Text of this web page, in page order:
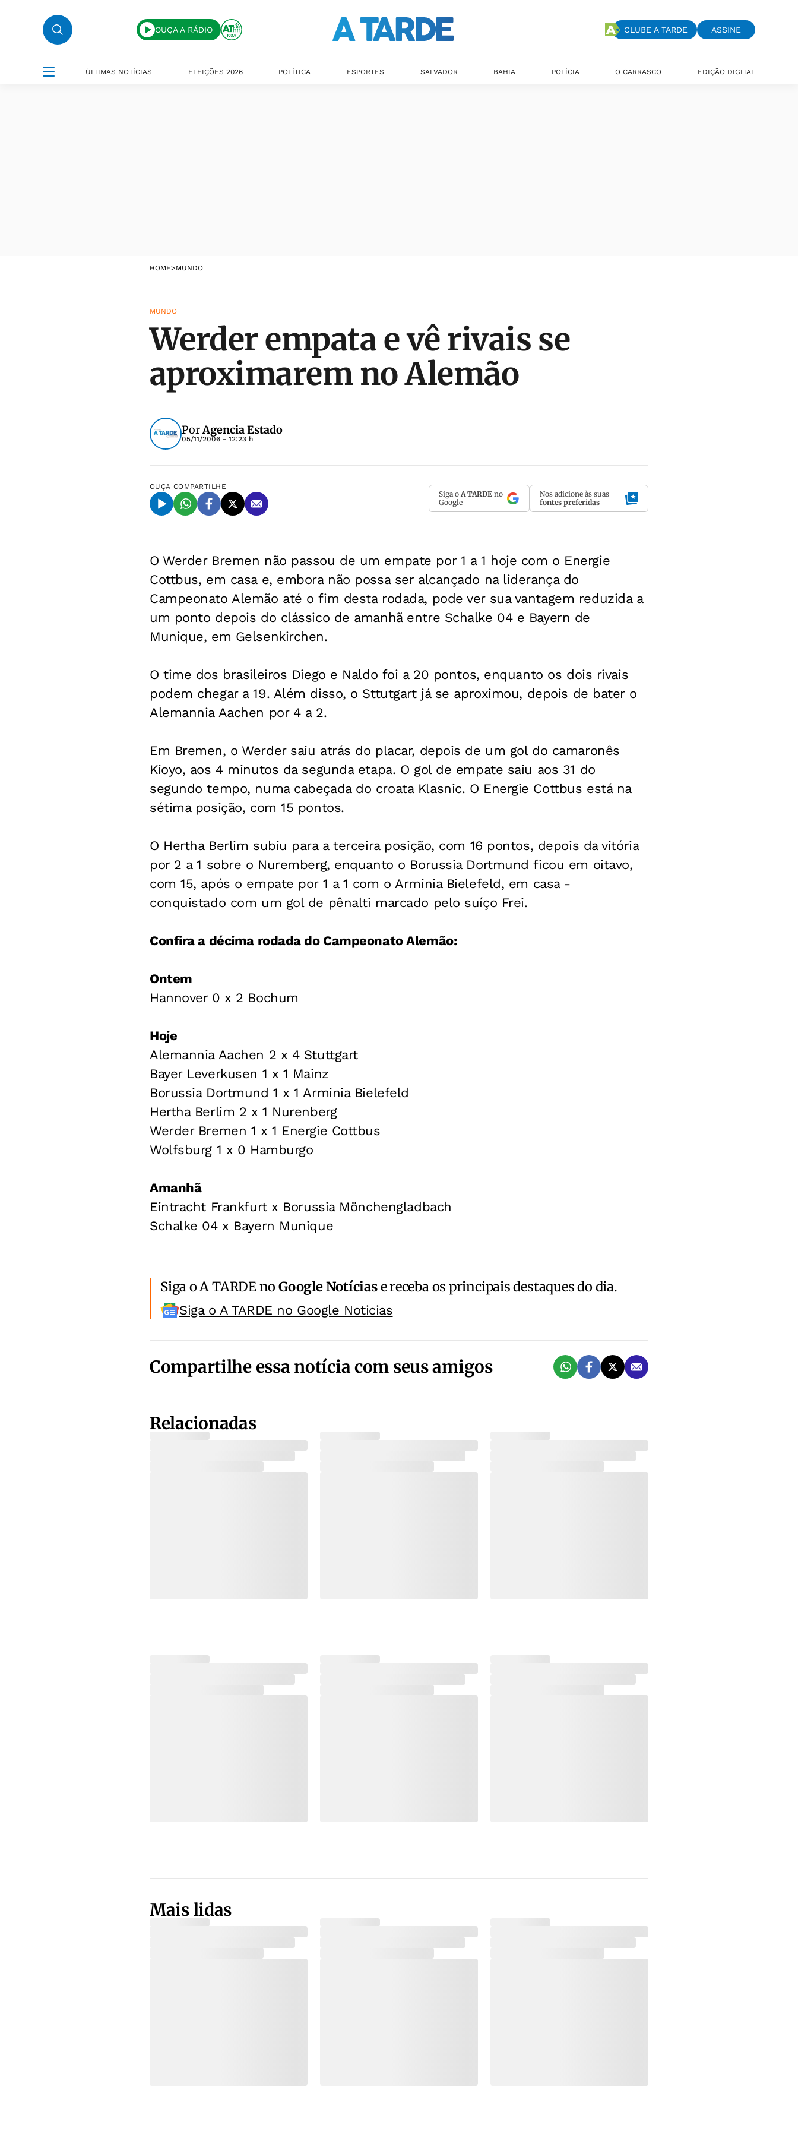
OUÇA A RÁDIO CLUBE A TARDE ASSINE
ÚLTIMAS NOTÍCIAS ELEIÇÕES 2026 POLÍTICA ESPORTES SALVADOR BAHIA POLÍCIA O CARRASCO EDIÇÃO DIGITAL
HOME>MUNDO
MUNDO
Werder empata e vê rivais se
aproximarem no Alemão
PorAgencia Estado
05/11/2006 - 12:23 h
OUÇA COMPARTILHE
Siga o A TARDE no
Google
Nos adicione às suas
fontes preferidas
O Werder Bremen não passou de um empate por 1 a 1 hoje com o Energie
Cottbus, em casa e, embora não possa ser alcançado na liderança do
Campeonato Alemão até o fim desta rodada, pode ver sua vantagem reduzida a
um ponto depois do clássico de amanhã entre Schalke 04 e Bayern de
Munique, em Gelsenkirchen.
O time dos brasileiros Diego e Naldo foi a 20 pontos, enquanto os dois rivais
podem chegar a 19. Além disso, o Sttutgart já se aproximou, depois de bater o
Alemannia Aachen por 4 a 2.
Em Bremen, o Werder saiu atrás do placar, depois de um gol do camaronês
Kioyo, aos 4 minutos da segunda etapa. O gol de empate saiu aos 31 do
segundo tempo, numa cabeçada do croata Klasnic. O Energie Cottbus está na
sétima posição, com 15 pontos.
O Hertha Berlim subiu para a terceira posição, com 16 pontos, depois da vitória
por 2 a 1 sobre o Nuremberg, enquanto o Borussia Dortmund ficou em oitavo,
com 15, após o empate por 1 a 1 com o Arminia Bielefeld, em casa -
conquistado com um gol de pênalti marcado pelo suíço Frei.
Confira a décima rodada do Campeonato Alemão:
Ontem
Hannover 0 x 2 Bochum
Hoje
Alemannia Aachen 2 x 4 Stuttgart
Bayer Leverkusen 1 x 1 Mainz
Borussia Dortmund 1 x 1 Arminia Bielefeld
Hertha Berlim 2 x 1 Nurenberg
Werder Bremen 1 x 1 Energie Cottbus
Wolfsburg 1 x 0 Hamburgo
Amanhã
Eintracht Frankfurt x Borussia Mönchengladbach
Schalke 04 x Bayern Munique
Siga o A TARDE noGoogle Notíciase receba os principais destaques do dia.
Siga o A TARDE no Google Noticias
Compartilhe essa notícia com seus amigos
Relacionadas
Mais lidas